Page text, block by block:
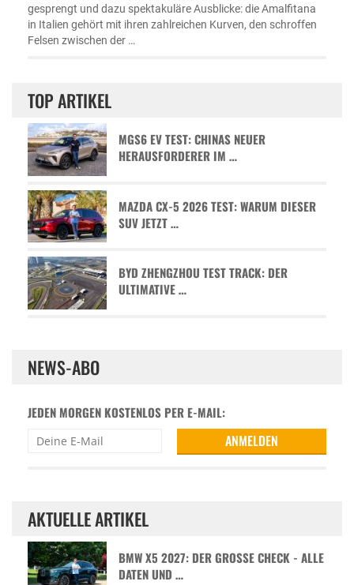
gesprengt und dazu spektakuläre Ausblicke: die Amalfitana
in Italien gehört mit ihren zahlreichen Kurven, den schroffen
Felsen zwischen der …
TOP ARTIKEL
MGS6 EV TEST: CHINAS NEUER
HERAUSFORDERER IM …
MAZDA CX-5 2026 TEST: WARUM DIESER
SUV JETZT …
BYD ZHENGZHOU TEST TRACK: DER
ULTIMATIVE …
NEWS-ABO
JEDEN MORGEN KOSTENLOS PER E-MAIL:
AKTUELLE ARTIKEL
BMW X5 2027: DER GROSSE CHECK - ALLE D
ATEN UND …